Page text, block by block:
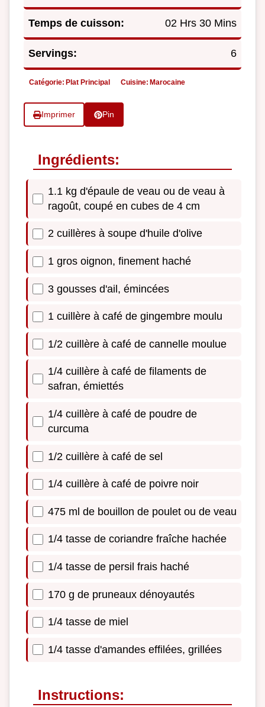
Temps de cuisson: 02 Hrs 30 Mins
Servings: 6
Catégorie: Plat Principal Cuisine: Marocaine
Imprimer Pin
Ingrédients:
1.1 kg d'épaule de veau ou de veau à
ragoût, coupé en cubes de 4 cm
2 cuillères à soupe d'huile d'olive
1 gros oignon, finement haché
3 gousses d'ail, émincées
1 cuillère à café de gingembre moulu
1/2 cuillère à café de cannelle moulue
1/4 cuillère à café de filaments de
safran, émiettés
1/4 cuillère à café de poudre de
curcuma
1/2 cuillère à café de sel
1/4 cuillère à café de poivre noir
475 ml de bouillon de poulet ou de veau
1/4 tasse de coriandre fraîche hachée
1/4 tasse de persil frais haché
170 g de pruneaux dénoyautés
1/4 tasse de miel
1/4 tasse d'amandes effilées, grillées
Instructions: